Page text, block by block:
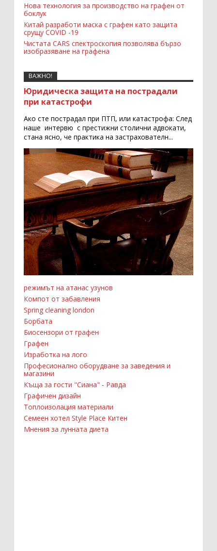
Нова технология за производство на графен от
боклук
Китай разработи маска с графен като защита
срущу COVID -19
Чистата CARS спектроскопия позволява бързо
изобразяване на графена
ВАЖНО!
Юридическа защита на пострадали
при катастрофи
Ако сте пострадал при ПТП, или катастрофа: След
наше интервю с престижни столични адвокати,
стана ясно, че практика на застрахователн...
режимът на атанас узунов
Компот от забавления
Spring cleaning london
Борбата
Биосензори от графен
Графен
Изработка на лого
Професионално оборудване за заведения и
магазини
Къща за гости "Сиана" - Равда
Графичен дизайн
Топлоизолация материали
Семеен хотел Style Place Китен
Мнения за лунната диета